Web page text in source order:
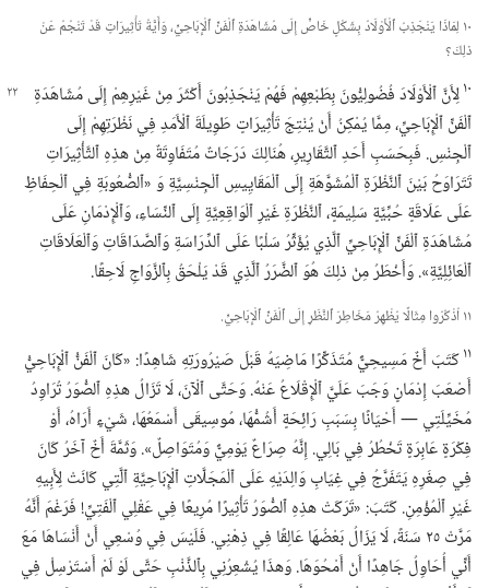
١٠ لِمَاذَا يَنْجَذِبُ ٱلْأَوْلَادُ بِشَكْلٍ خَاصٍّ إِلَى مُشَاهَدَةِ ٱلْفَنِّ ٱلْإِبَاحِيِّ،‏ وَأَيَّةُ تَأْثِيرَاتٍ قَدْ تَنْجُمُ عَنْ
ذلِكَ؟‏
١٠لِأَنَّ ٱلْأَوْلَادَ فُضُولِيُّونَ بِطَبْعِهِمْ فَهُمْ يَنْجَذِبُونَ أَكْثَرَ مِنْ غَيْرِهِمْ إِلَى مُشَاهَدَةِ
ٱلْفَنِّ ٱلْإِبَاحِيِّ،‏ مِمَّا يُمْكِنُ أَنْ يُنْتِجَ تَأْثِيرَاتٍ طَوِيلَةَ ٱلْأَمَدِ فِي نَظْرَتِهِمْ إِلَى
ٱلْجِنْسِ.‏ فَبِحَسَبِ أَحَدِ ٱلتَّقَارِيرِ،‏ هُنَالِكَ دَرَجَاتٌ مُتَفَاوِتَةٌ مِنْ هذِهِ ٱلتَّأْثِيرَاتِ
تَتَرَاوَحُ بَيْنَ ٱلنَّظْرَةِ ٱلْمُشَوَّهَةِ إِلَى ٱلْمَقَايِيسِ ٱلْجِنْسِيَّةِ وَ «ٱلصُّعُوبَةِ فِي ٱلْحِفَاظِ
عَلَى عَلَاقَةٍ حُبِّيَّةٍ سَلِيمَةٍ،‏ ٱلنَّظْرَةِ غَيْرِ ٱلْوَاقِعِيَّةِ إِلَى ٱلنِّسَاءِ،‏ وَٱلْإِدْمَانِ عَلَى
مُشَاهَدَةِ ٱلْفَنِّ ٱلْإِبَاحِيِّ ٱلَّذِي يُؤَثِّرُ سَلْبًا عَلَى ٱلدِّرَاسَةِ وَٱلصَّدَاقَاتِ وَٱلْعَلَاقَاتِ
ٱلْعَائِلِيَّةِ».‏ وَأَخْطَرُ مِنْ ذلِكَ هُوَ ٱلضَّرَرُ ٱلَّذِي قَدْ يَلْحَقُ بِٱلزَّوَاجِ لَاحِقًا.‏
١١ اُذْكُرُوا مِثَالًا يُظْهِرُ مَخَاطِرَ ٱلنَّظَرِ إِلَى ٱلْفَنِّ ٱلْإِبَاحِيِّ.‏
١١كَتَبَ أَخٌ مَسِيحِيٌّ مُتَذَكِّرًا مَاضِيَهُ قَبْلَ صَيْرُورَتِهِ شَاهِدًا:‏ «كَانَ ٱلْفَنُّ ٱلْإِبَاحِيُّ
أَصْعَبَ إِدْمَانٍ وَجَبَ عَلَيَّ ٱلْإِقْلَاعُ عَنْهُ.‏ وَحَتَّى ٱلْآنَ،‏ لَا تَزَالُ هذِهِ ٱلصُّوَرُ تُرَاوِدُ
مُخَيِّلَتِي —‏ أَحْيَانًا بِسَبَبِ رَائِحَةٍ أَشُمُّهَا،‏ مُوسِيقَى أَسْمَعُهَا،‏ شَيْءٍ أَرَاهُ،‏ أَوْ
فِكْرَةٍ عَابِرَةٍ تَخْطُرُ فِي بَالِي.‏ إِنَّهُ صِرَاعٌ يَوْمِيٌّ وَمُتَوَاصِلٌ».‏ وَثَمَّةَ أَخٌ آخَرُ كَانَ
فِي صِغَرِهِ يَتَفَرَّجُ فِي غِيَابِ وَالِدَيْهِ عَلَى ٱلْمَجَلَّاتِ ٱلْإِبَاحِيَّةِ ٱلَّتِي كَانَتْ لِأَبِيهِ
غَيْرِ ٱلْمُؤْمِنِ.‏ كَتَبَ:‏ «تَرَكَتْ هذِهِ ٱلصُّوَرُ تَأْثِيرًا مُرِيعًا فِي عَقْلِي ٱلْفَتِيِّ!‏ فَرَغْمَ أَنَّهُ
مَرَّتْ ٢٥ سَنَةً،‏ لَا يَزَالُ بَعْضُهَا عَالِقًا فِي ذِهْنِي.‏ فَلَيْسَ فِي وُسْعِي أَنْ أَنْسَاهَا مَعَ
أَنِّي أُحَاوِلُ جَاهِدًا أَنْ أَمْحُوَهَا.‏ وَهذَا يُشْعِرُنِي بِٱلذَّنْبِ حَتَّى لَوْ لَمْ أَسْتَرْسِلْ فِي